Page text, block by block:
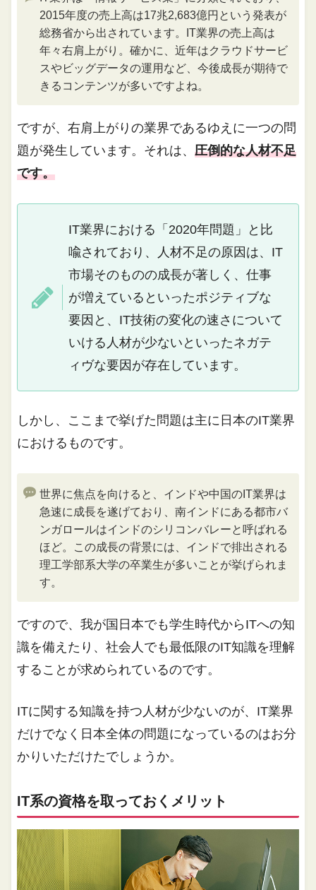
2015年度の売上高は17兆2,683億円という発表が
総務省から出されています。IT業界の売上高は
年々右肩上がり。確かに、近年はクラウドサービ
スやビッグデータの運用など、今後成長が期待で
きるコンテンツが多いですよね。
ですが、右肩上がりの業界であるゆえに一つの問
題が発生しています。それは、圧倒的な人材不足
です。
IT業界における「2020年問題」と比
喩されており、人材不足の原因は、IT
市場そのものの成長が著しく、仕事
が増えているといったポジティブな
要因と、IT技術の変化の速さについて
いける人材が少ないといったネガテ
ィヴな要因が存在しています。
しかし、ここまで挙げた問題は主に日本のIT業界
におけるものです。
世界に焦点を向けると、インドや中国のIT業界は
急速に成長を遂げており、南インドにある都市バ
ンガロールはインドのシリコンバレーと呼ばれる
ほど。この成長の背景には、インドで排出される
理工学部系大学の卒業生が多いことが挙げられま
す。
ですので、我が国日本でも学生時代からITへの知
識を備えたり、社会人でも最低限のIT知識を理解
することが求められているのです。
ITに関する知識を持つ人材が少ないのが、IT業界
だけでなく日本全体の問題になっているのはお分
かりいただけたでしょうか。
IT系の資格を取っておくメリット